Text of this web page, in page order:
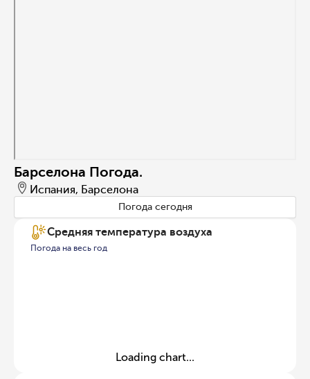
Барселона Погода.
Испания, Барселона
Погода сегодня
Средняя температура воздуха
Погода на весь год
Loading chart...